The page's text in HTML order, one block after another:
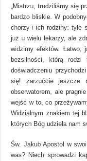
„Mistrzu, trudziliśmy się
bardzo bliskie. W
chorzy i ich rodziny: tyle
już u wielu lekarzy, ale
widzimy efektów. Łatwo,
bezsilności, którą rodzi
doświadczeniu
się! zarzućcie jeszcze
obserwatorem, ale
wejść w to, co
Widzialnym znakiem tej
których Bóg udziela nam
Św. Jakub Apostoł w
was? Niech sprowadzi